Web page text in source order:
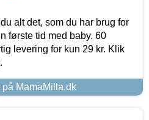
alt det, som du har brug for
første tid med baby. 60
levering for kun 29 kr. Klik
MamaMilla.dk